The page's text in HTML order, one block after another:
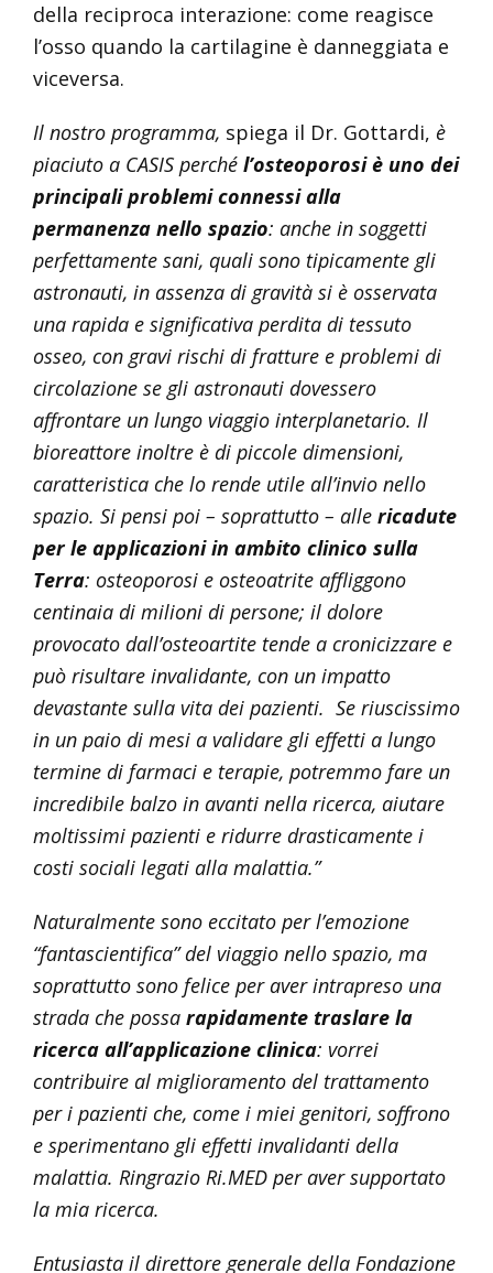
della reciproca interazione: come reagisce
l’osso quando la cartilagine è danneggiata e
viceversa.
Il nostro programma, spiega il Dr. Gottardi, è
piaciuto a CASIS perché l’osteoporosi è uno dei
principali problemi connessi alla
permanenza nello spazio: anche in soggetti
perfettamente sani, quali sono tipicamente gli
astronauti, in assenza di gravità si è osservata
una rapida e significativa perdita di tessuto
osseo, con gravi rischi di fratture e problemi di
circolazione se gli astronauti dovessero
affrontare un lungo viaggio interplanetario. Il
bioreattore inoltre è di piccole dimensioni,
caratteristica che lo rende utile all’invio nello
spazio. Si pensi poi – soprattutto – alle ricadute
per le applicazioni in ambito clinico sulla
Terra: osteoporosi e osteoatrite affliggono
centinaia di milioni di persone; il dolore
provocato dall’osteoartite tende a cronicizzare e
può risultare invalidante, con un impatto
devastante sulla vita dei pazienti. Se riuscissimo
in un paio di mesi a validare gli effetti a lungo
termine di farmaci e terapie, potremmo fare un
incredibile balzo in avanti nella ricerca, aiutare
moltissimi pazienti e ridurre drasticamente i
costi sociali legati alla malattia.”
Naturalmente sono eccitato per l’emozione
“fantascientifica” del viaggio nello spazio, ma
soprattutto sono felice per aver intrapreso una
strada che possa rapidamente traslare la
ricerca all’applicazione clinica: vorrei
contribuire al miglioramento del trattamento
per i pazienti che, come i miei genitori, soffrono
e sperimentano gli effetti invalidanti della
malattia. Ringrazio Ri.MED per aver supportato
la mia ricerca.
Entusiasta il direttore generale della Fondazione